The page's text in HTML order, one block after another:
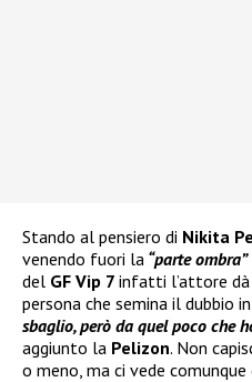
Stando al pensiero di Nikita
venendo fuori la “parte ombra”
del GF Vip 7 infatti l’attore dà
persona che semina il dubbio
sbaglio, però da quel poco che
aggiunto la Pelizon. Non
o meno, ma ci vede